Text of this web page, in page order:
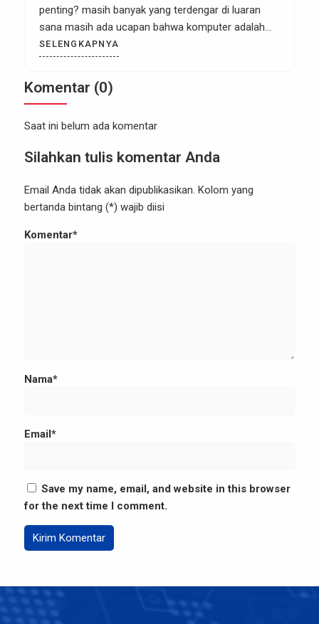
penting? masih banyak yang terdengar di luaran
sana masih ada ucapan bahwa komputer adalah
salah satu skill pilihan bagi mereka yang bekerja di
kantor- kantor besar saja. Akan tetapi kalau kita
lihat sekarang ini pada kenyataanya komputer
bukan hanya di […]
SELENGKAPNYA
Komentar (0)
Saat ini belum ada komentar
Silahkan tulis komentar Anda
Email Anda tidak akan dipublikasikan. Kolom yang
bertanda bintang (*) wajib diisi
Komentar*
Nama*
Email*
Save my name, email, and website in this browser
for the next time I comment.